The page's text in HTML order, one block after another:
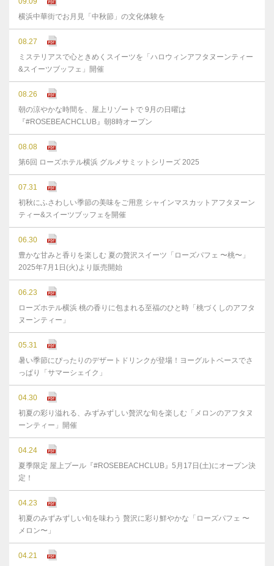
横浜中華街でお月見「中秋節」の文化体験を
08.27
ミステリアスで心ときめくスイーツを「ハロウィンアフタヌーンティー
&スイーツブッフェ」開催
08.26
朝の涼やかな時間を、屋上リゾートで 9月の日曜は
『#ROSEBEACHCLUB』朝8時オープン
08.08
第6回 ローズホテル横浜 グルメサミットシリーズ 2025
07.31
初秋にふさわしい季節の美味をご用意 シャインマスカットアフタヌーン
ティー&スイーツブッフェを開催
06.30
豊かな⽢みと⾹りを楽しむ 夏の贅沢スイーツ「ローズパフェ 〜桃〜」
2025年7⽉1⽇(⽕)より販売開始
06.23
ローズホテル横浜 桃の香りに包まれる至福のひと時「桃づくしのアフタ
ヌーンティー」
05.31
暑い季節にぴったりのデザートドリンクが登場！ヨーグルトベースでさ
っぱり「サマーシェイク」
04.30
初夏の彩り溢れる、みずみずしい贅沢な旬を楽しむ「メロンのアフタヌ
ーンティー」開催
04.24
夏季限定 屋上プール『#ROSEBEACHCLUB』5月17日(土)にオープン決
定！
04.23
初夏のみずみずしい旬を味わう 贅沢に彩り鮮やかな「ローズパフェ 〜
メロン〜」
04.21